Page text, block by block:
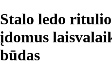
Stalo ledo
įdomus
būdas